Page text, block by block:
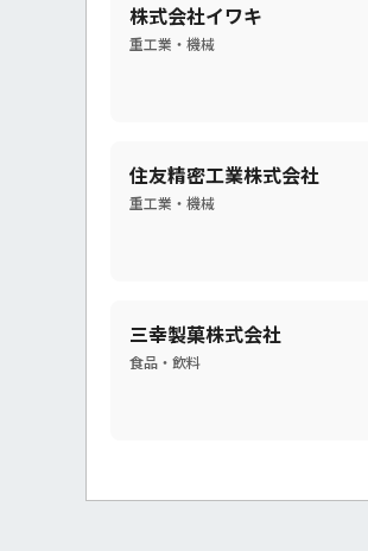
株式会社イワキ
重工業・機械
住友精密工業株式会社
重工業・機械
三幸製菓株式会社
食品・飲料